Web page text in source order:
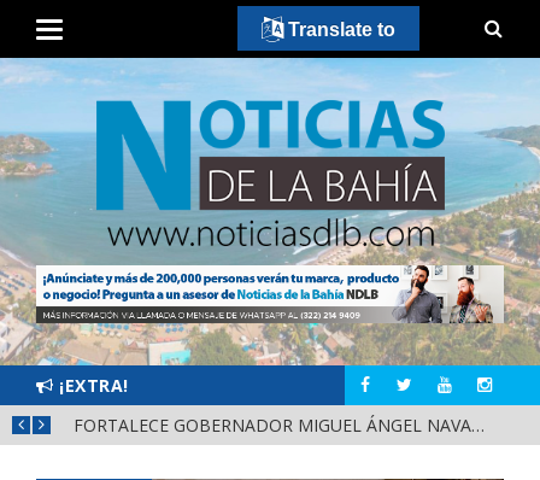
¡EXTRA!
FORTALECE GOBERNADOR MIGUEL ÁNGEL NAVARRO LA COORDINACIÓN CON EL SECTOR EDUCATIVO EN NAYARIT
Translate to